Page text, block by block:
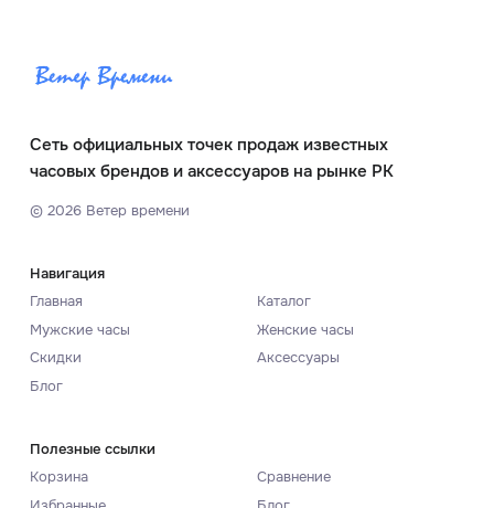
Сеть официальных точек продаж известных
часовых брендов и аксессуаров на рынке РК
© 2026Ветер времени
Навигация
Главная
Каталог
Мужские часы
Женские часы
Скидки
Аксессуары
Блог
Полезные ссылки
Корзина
Сравнение